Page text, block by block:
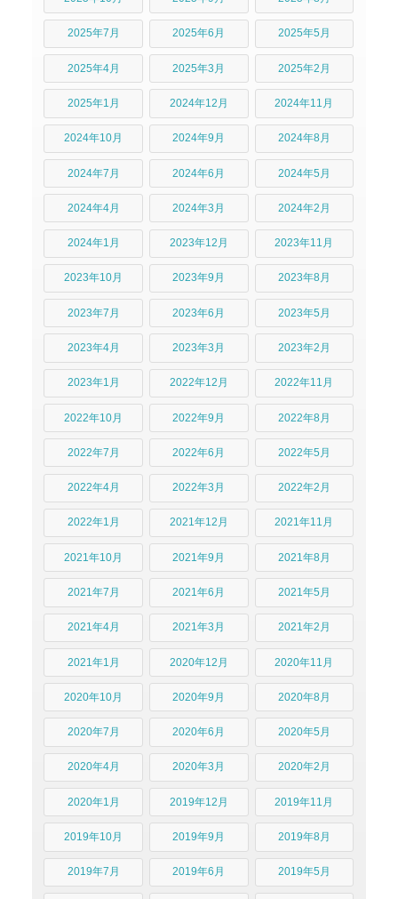
2025年7月 2025年6月 2025年5月
2025年4月 2025年3月 2025年2月
2025年1月 2024年12月 2024年11月
2024年10月 2024年9月 2024年8月
2024年7月 2024年6月 2024年5月
2024年4月 2024年3月 2024年2月
2024年1月 2023年12月 2023年11月
2023年10月 2023年9月 2023年8月
2023年7月 2023年6月 2023年5月
2023年4月 2023年3月 2023年2月
2023年1月 2022年12月 2022年11月
2022年10月 2022年9月 2022年8月
2022年7月 2022年6月 2022年5月
2022年4月 2022年3月 2022年2月
2022年1月 2021年12月 2021年11月
2021年10月 2021年9月 2021年8月
2021年7月 2021年6月 2021年5月
2021年4月 2021年3月 2021年2月
2021年1月 2020年12月 2020年11月
2020年10月 2020年9月 2020年8月
2020年7月 2020年6月 2020年5月
2020年4月 2020年3月 2020年2月
2020年1月 2019年12月 2019年11月
2019年10月 2019年9月 2019年8月
2019年7月 2019年6月 2019年5月